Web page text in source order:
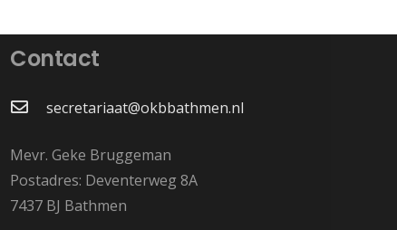
Contact
secretariaat@okbbathmen.nl
Mevr. Geke Bruggeman
Postadres: Deventerweg 8A
7437 BJ Bathmen